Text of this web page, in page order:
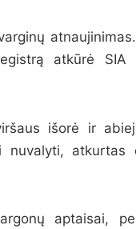
atkūrė SIA
išorė ir
nuvalyti, atkurtas
aptaisai,